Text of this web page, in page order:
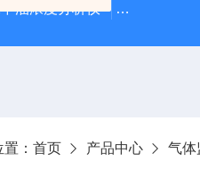
油浓度分析仪 LJ-HC500
： 首页 产品中心 气体